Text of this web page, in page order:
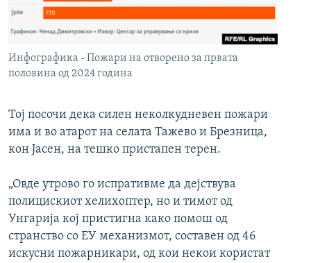
Инфографика - Пожари на отворено за првата
половина од 2024 година
Тој посочи дека силен неколкудневен пожари
има и во атарот на селата Тажево и Брезница,
кон Јасен, на тешко пристапен терен.
„Овде утрово го испративме да дејствува
полицискиот хелихоптер, но и тимот од
Унгарија кој пристигна како помош од
странство со ЕУ механизмот, составен од 46
искусни пожарникари, од кои некои користат